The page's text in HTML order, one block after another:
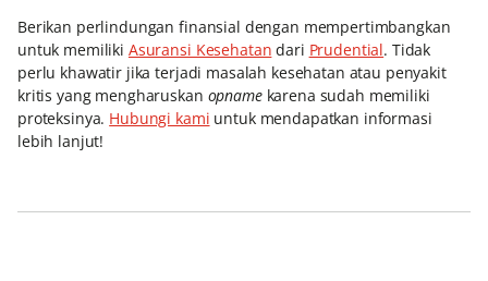
Berikan perlindungan finansial dengan mempertimbangkan
untuk memiliki Asuransi Kesehatan dari Prudential. Tidak
perlu khawatir jika terjadi masalah kesehatan atau penyakit
kritis yang mengharuskan opname karena sudah memiliki
proteksinya. Hubungi kami untuk mendapatkan informasi
lebih lanjut!